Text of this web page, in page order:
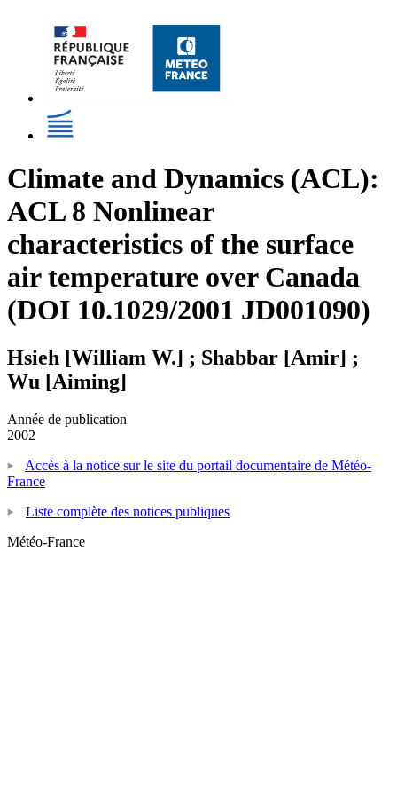
Climate and Dynamics (ACL):
ACL 8 Nonlinear
characteristics of the surface
air temperature over Canada
(DOI 10.1029/2001 JD001090)
Hsieh [William W.] ; Shabbar [Amir] ;
Wu [Aiming]
Année de publication
2002
Accès à la notice sur le site du portail documentaire de Météo-
France
Liste complète des notices publiques
Météo-France